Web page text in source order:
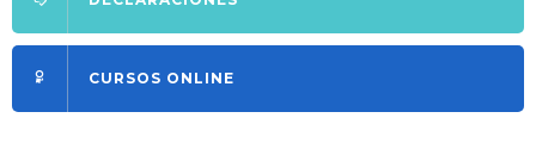
CURSOS ONLINE